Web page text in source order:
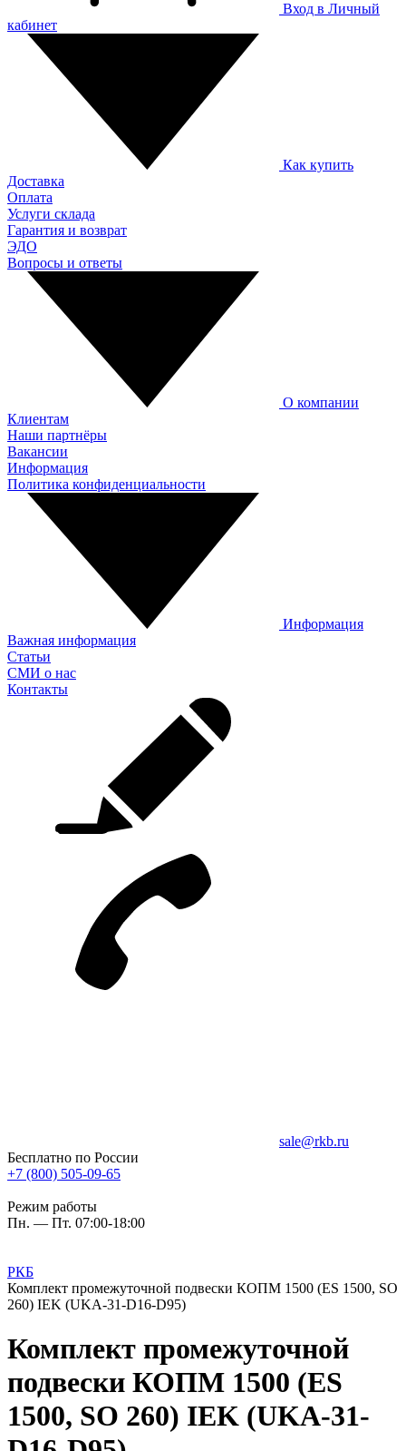
Вход в Личный
кабинет
Как купить
Доставка
Оплата
Услуги склада
Гарантия и возврат
ЭДО
Вопросы и ответы
О компании
Клиентам
Наши партнёры
Вакансии
Информация
Политика конфиденциальности
Информация
Важная информация
Статьи
СМИ о нас
Контакты
sale@rkb.ru
Бесплатно по России
+7 (800) 505-09-65
Режим работы
Пн. — Пт. 07:00-18:00
РКБ
Комплект промежуточной подвески КОПМ 1500 (ES 1500, SO
260) IEK (UKA-31-D16-D95)
Комплект промежуточной
подвески КОПМ 1500 (ES
1500, SO 260) IEK (UKA-31-